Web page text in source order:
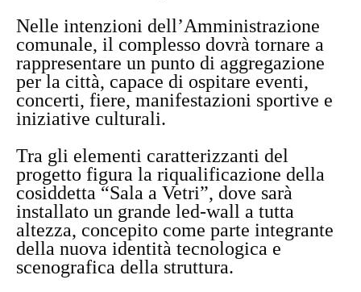
Nelle intenzioni dell’Amministrazione
comunale, il complesso dovrà tornare a
rappresentare un punto di aggregazione
per la città, capace di ospitare eventi,
concerti, fiere, manifestazioni sportive e
iniziative culturali.
Tra gli elementi caratterizzanti del
progetto figura la riqualificazione della
cosiddetta “Sala a Vetri”, dove sarà
installato un grande led-wall a tutta
altezza, concepito come parte integrante
della nuova identità tecnologica e
scenografica della struttura.